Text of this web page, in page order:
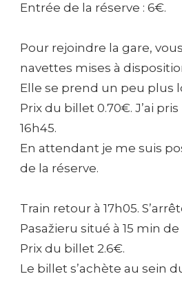
Entrée de la réserve : 6€.
Pour rejoindre la gare,
navettes mises à
Elle se prend un peu plus
Prix du billet 0.70€. J’ai
16h45.
En attendant je me suis
de la réserve.
Train retour à 17h05.
Pasažieru situé à 15 min de
Prix du billet 2.6€.
Le billet s’achète au sein